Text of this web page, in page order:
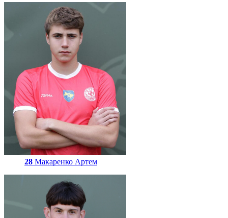
28 Макаренко Артем